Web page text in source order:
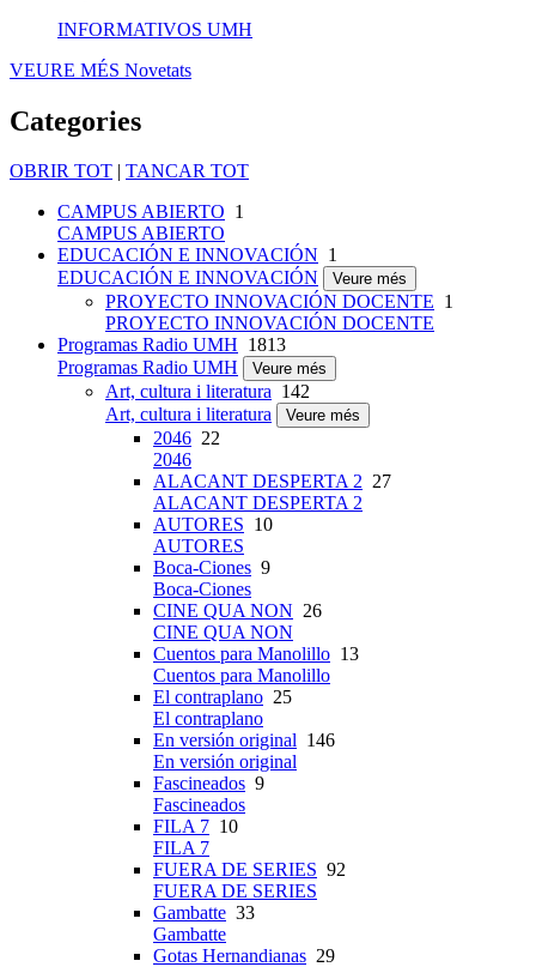
INFORMATIVOS UMH
VEURE MÉS Novetats
Categories
OBRIR TOT | TANCAR TOT
CAMPUS ABIERTO 1
CAMPUS ABIERTO
EDUCACIÓN E INNOVACIÓN 1
EDUCACIÓN E INNOVACIÓN
Veure més
PROYECTO INNOVACIÓN DOCENTE 1
PROYECTO INNOVACIÓN DOCENTE
Programas Radio UMH 1813
Programas Radio UMH
Veure més
Art, cultura i literatura 142
Art, cultura i literatura
Veure més
2046 22
2046
ALACANT DESPERTA 2 27
ALACANT DESPERTA 2
AUTORES 10
AUTORES
Boca-Ciones 9
Boca-Ciones
CINE QUA NON 26
CINE QUA NON
Cuentos para Manolillo 13
Cuentos para Manolillo
El contraplano 25
El contraplano
En versión original 146
En versión original
Fascineados 9
Fascineados
FILA 7 10
FILA 7
FUERA DE SERIES 92
FUERA DE SERIES
Gambatte 33
Gambatte
Gotas Hernandianas 29